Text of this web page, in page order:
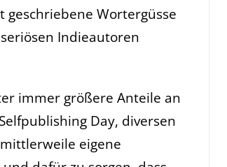
Wortergüsse
Indieautoren
immer größere Anteile an
Day, diversen
eigene